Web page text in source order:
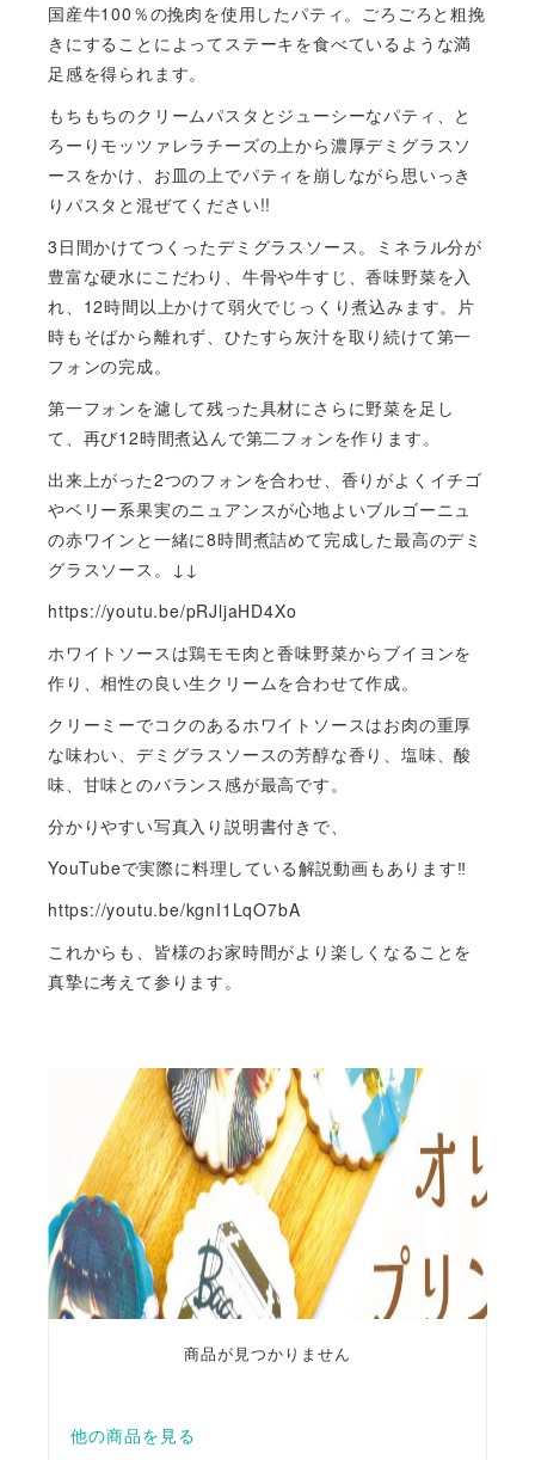
国産牛100％の挽肉を使用したパティ。ごろごろと粗挽
きにすることによってステーキを食べているような満
足感を得られます。
もちもちのクリームパスタとジューシーなパティ、と
ろーりモッツァレラチーズの上から濃厚デミグラスソ
ースをかけ、お皿の上でパティを崩しながら思いっき
りパスタと混ぜてください!!
3日間かけてつくったデミグラスソース。ミネラル分が
豊富な硬水にこだわり、牛骨や牛すじ、香味野菜を入
れ、12時間以上かけて弱火でじっくり煮込みます。片
時もそばから離れず、ひたすら灰汁を取り続けて第一
フォンの完成。
第一フォンを濾して残った具材にさらに野菜を足し
て、再び12時間煮込んで第二フォンを作ります。
出来上がった2つのフォンを合わせ、香りがよくイチゴ
やベリー系果実のニュアンスが心地よいブルゴーニュ
の赤ワインと一緒に8時間煮詰めて完成した最高のデミ
グラスソース。↓↓
https://youtu.be/pRJljaHD4Xo
ホワイトソースは鶏モモ肉と香味野菜からブイヨンを
作り、相性の良い生クリームを合わせて作成。
クリーミーでコクのあるホワイトソースはお肉の重厚
な味わい、デミグラスソースの芳醇な香り、塩味、酸
味、甘味とのバランス感が最高です。
分かりやすい写真入り説明書付きで、
YouTubeで実際に料理している解説動画もあります‼︎
https://youtu.be/kgnI1LqO7bA
これからも、皆様のお家時間がより楽しくなることを
真摯に考えて参ります。